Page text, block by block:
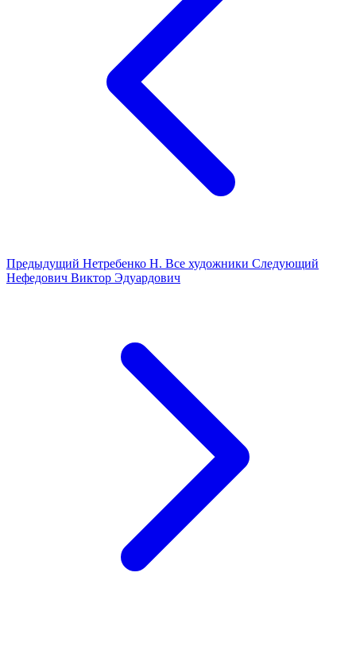
Предыдущий Нетребенко Н. Все художники Следующий
Нефедович Виктор Эдуардович